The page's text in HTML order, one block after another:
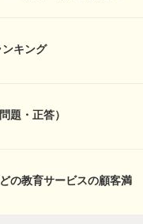
キング
題・正答）
の教育サービスの顧客満